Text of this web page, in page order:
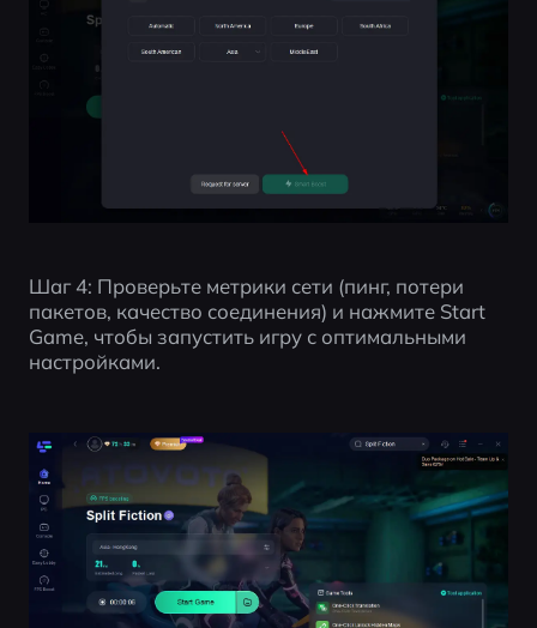
Шаг 4: Проверьте метрики сети (пинг, потери
пакетов, качество соединения) и нажмите Start
Game, чтобы запустить игру с оптимальными
настройками.